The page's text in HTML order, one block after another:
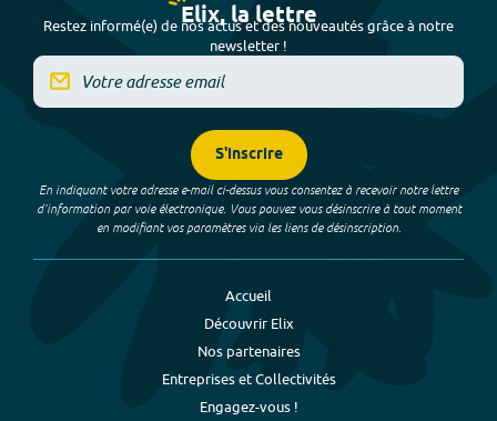
Elix, la lettre
Restez informé(e) de nos actus et des nouveautés grâce à notre
newsletter !
S'inscrire
En indiquant votre adresse e-mail ci-dessus vous consentez à recevoir notre lettre
d’information par voie électronique. Vous pouvez vous désinscrire à tout moment
en modifiant vos paramètres via les liens de désinscription.
Accueil
Découvrir Elix
Nos partenaires
Entreprises et Collectivités
Engagez-vous !